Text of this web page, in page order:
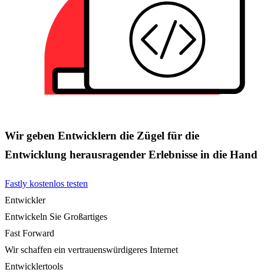
Wir geben Entwicklern die Zügel für die
Entwicklung herausragender Erlebnisse in die Hand
Fastly kostenlos testen
Entwickler
Entwickeln Sie Großartiges
Fast Forward
Wir schaffen ein vertrauenswürdigeres Internet
Entwicklertools